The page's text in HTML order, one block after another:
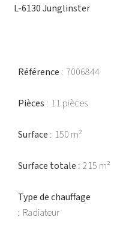
L-6130 Junglinster
Référence 7006844
Pièces 11 pièces
Surface 150 m²
Surface totale 215 m²
Type de chauffage
Radiateur